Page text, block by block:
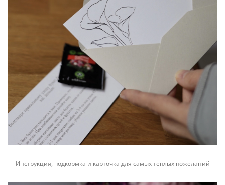
Инструкция, подкормка и карточка для самых теплых пожеланий